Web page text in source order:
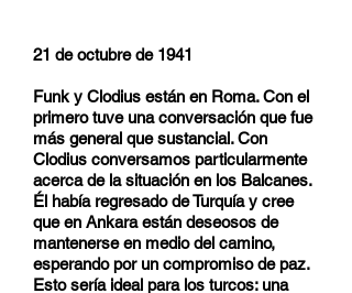
21 de octubre de 1941
Funk y Clodius están en Roma. Con el
primero tuve una conversación que fue
más general que sustancial. Con
Clodius conversamos particularmente
acerca de la situación en los Balcanes.
Él había regresado de Turquía y cree
que en Ankara están deseosos de
mantenerse en medio del camino,
esperando por un compromiso de paz.
Esto sería ideal para los turcos: una